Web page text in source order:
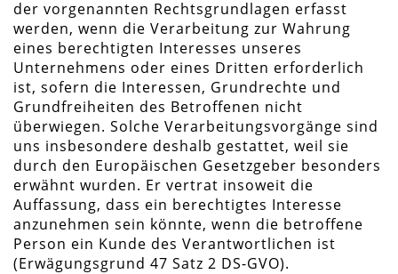
der vorgenannten Rechtsgrundlagen erfasst
werden, wenn die Verarbeitung zur Wahrung
eines berechtigten Interesses unseres
Unternehmens oder eines Dritten erforderlich
ist, sofern die Interessen, Grundrechte und
Grundfreiheiten des Betroffenen nicht
überwiegen. Solche Verarbeitungsvorgänge sind
uns insbesondere deshalb gestattet, weil sie
durch den Europäischen Gesetzgeber besonders
erwähnt wurden. Er vertrat insoweit die
Auffassung, dass ein berechtigtes Interesse
anzunehmen sein könnte, wenn die betroffene
Person ein Kunde des Verantwortlichen ist
(Erwägungsgrund 47 Satz 2 DS-GVO).